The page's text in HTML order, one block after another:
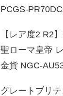
PCGS-
【レア度2 R2
聖ローマ皇帝
金貨 NGC-
グレートブリ